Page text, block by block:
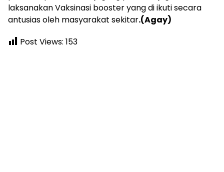
laksanakan Vaksinasi booster yang di ikuti secara
antusias oleh masyarakat sekitar.(Agay)
Post Views: 153